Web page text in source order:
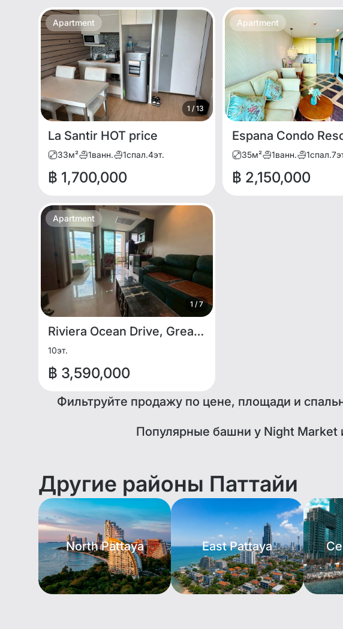
1 / 13
Apartment
La Santir HOT price
33м² 1ванн. 1спал.4эт.
฿ 1,700,000
Apartment
35м² 1ванн. 1спал.7
฿ 2,150,000
1 / 7
Apartment
Riviera Ocean Drive, Great price
10эт.
฿ 3,590,000
Фильтруйте продажу по цене, площади и
Популярные башни у Night Market
Другие районы Паттайи
North Pattaya East Pattaya